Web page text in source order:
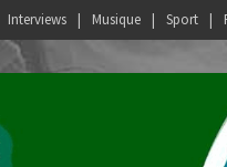
Interviews Musique Sport